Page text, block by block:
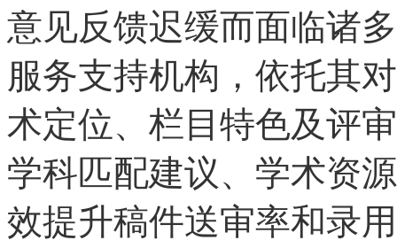
意见反馈迟缓而面临诸
服务支持机构，依托其
术定位、栏目特色及评
学科匹配建议、学术资
效提升稿件送审率和录